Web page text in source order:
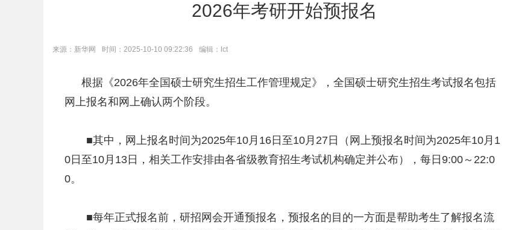
2026年考研开始预报名
来源：新华网 时间：2025-10-10 09:22:36 编辑：lct
根据《2026年全国硕士研究生招生工作管理规定》，全国硕士研究生招生考试报名包括
网上报名和网上确认两个阶段。
■其中，网上报名时间为2025年10月16日至10月27日（网上预报名时间为2025年10月1
0日至10月13日，相关工作安排由各省级教育招生考试机构确定并公布），每日9:00～22:0
0。
■每年正式报名前，研招网会开通预报名，预报名的目的一方面是帮助考生了解报名流